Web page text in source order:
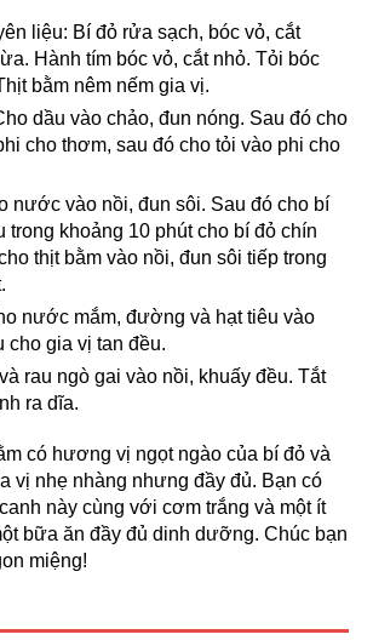
liệu: Bí đỏ rửa sạch, bóc vỏ, cắt
Hành tím bóc vỏ, cắt nhỏ. Tỏi bóc
bằm nêm nếm gia vị.
dầu vào chảo, đun nóng. Sau đó cho
cho thơm, sau đó cho tỏi vào phi cho
nước vào nồi, đun sôi. Sau đó cho bí
trong khoảng 10 phút cho bí đỏ chín
thịt bằm vào nồi, đun sôi tiếp trong
nước mắm, đường và hạt tiêu vào
cho gia vị tan đều.
rau ngò gai vào nồi, khuấy đều. Tắt
ra dĩa.
có hương vị ngọt ngào của bí đỏ và
vị nhẹ nhàng nhưng đầy đủ. Bạn có
này cùng với cơm trắng và một ít
bữa ăn đầy đủ dinh dưỡng. Chúc bạn
miệng!